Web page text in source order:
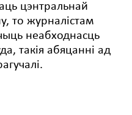
цэнтральнай
то журналістам
неабходнасць
такія абяцанні ад